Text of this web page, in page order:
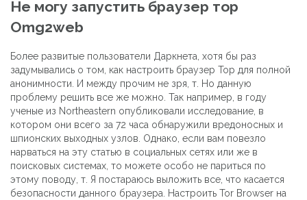
Не могу запустить браузер тор
Omg2web
Более развитые пользователи Даркнета, хотя бы раз
задумывались о том, как настроить браузер Тор для полной
анонимности. И между прочим не зря, т. Но данную
проблему решить все же можно. Так например, в году
ученые из Northeastern опубликовали исследование, в
котором они всего за 72 часа обнаружили вредоносных и
шпионских выходных узлов. Однако, если вам повезло
нарваться на эту статью в социальных сетях или же в
поисковых системах, то можете особо не париться по
этому поводу, т. Я постараюсь выложить все, что касается
безопасности данного браузера. Настроить Tor Browser на